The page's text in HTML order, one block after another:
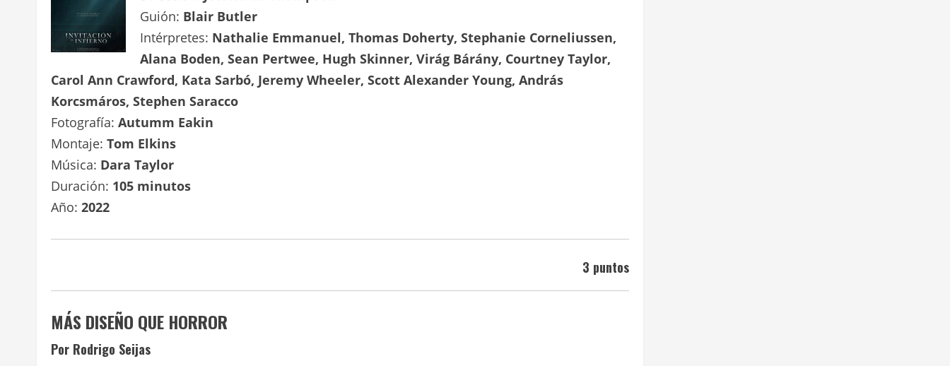
Guión: Blair Butler
Intérpretes: Nathalie Emmanuel, Thomas Doherty, Stephanie Corneliussen,
Alana Boden, Sean Pertwee, Hugh Skinner, Virág Bárány, Courtney Taylor,
Carol Ann Crawford, Kata Sarbó, Jeremy Wheeler, Scott Alexander Young, András
Korcsmáros, Stephen Saracco
Fotografía: Autumm Eakin
Montaje: Tom Elkins
Música: Dara Taylor
Duración: 105 minutos
Año: 2022
3 puntos
MÁS DISEÑO QUE HORROR
Por Rodrigo Seijas